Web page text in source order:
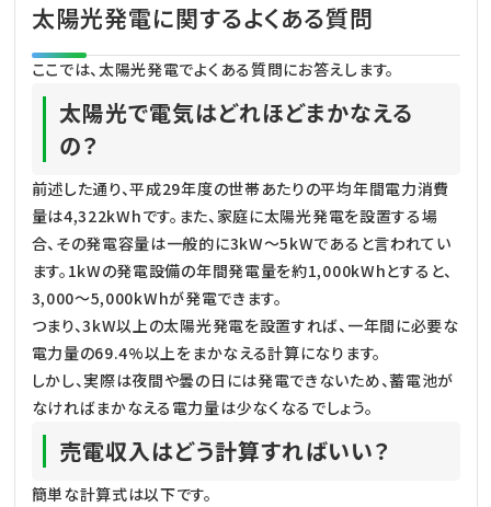
太陽光発電に関するよくある質問
ここでは、太陽光発電でよくある質問にお答えします。
太陽光で電気はどれほどまかなえる
の？
前述した通り、平成29年度の世帯あたりの平均年間電力消費
量は4,322kWhです。また、家庭に太陽光発電を設置する場
合、その発電容量は一般的に3kW～5kWであると言われてい
ます。1kWの発電設備の年間発電量を約1,000kWhとすると、
3,000～5,000kWhが発電できます。
つまり、3kW以上の太陽光発電を設置すれば、一年間に必要な
電力量の69.4%以上をまかなえる計算になります。
しかし、実際は夜間や曇の日には発電できないため、蓄電池が
なければまかなえる電力量は少なくなるでしょう。
売電収入はどう計算すればいい？
簡単な計算式は以下です。